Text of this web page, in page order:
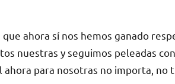
ahora sí nos hemos ganado
nuestras y seguimos peleadas
para nosotras no importa, no